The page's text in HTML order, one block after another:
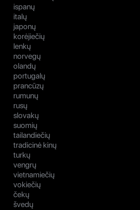
ispanų
italų
japonų
korėjiečių
lenkų
norvegų
olandų
portugalų
prancūzų
rumunų
rusų
slovakų
suomių
tailandiečių
tradicinė kinų
turkų
vengrų
vietnamiečių
vokiečių
čekų
švedų